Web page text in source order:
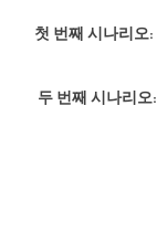
첫 번째 시나리오:
두 번째 시나리오: